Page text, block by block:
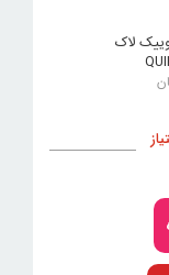
لاک
0 امتیاز